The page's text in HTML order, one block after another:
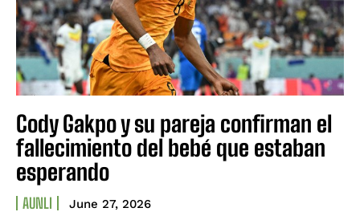
Cody Gakpo y su pareja confirman el
fallecimiento del bebé que estaban
esperando
AUNLI June 27, 2026